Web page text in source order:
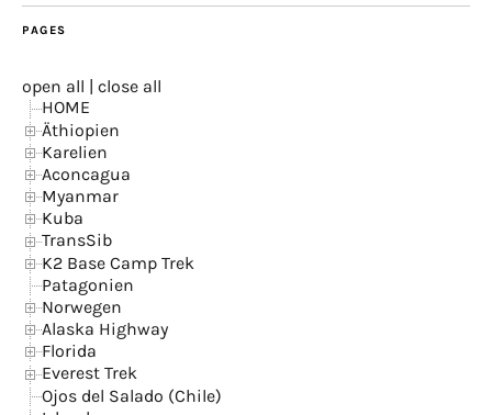
PAGES
open all
close all
HOME
Äthiopien
Karelien
Aconcagua
Myanmar
Kuba
TransSib
K2 Base Camp Trek
Patagonien
Norwegen
Alaska Highway
Florida
Everest Trek
Ojos del Salado (Chile)